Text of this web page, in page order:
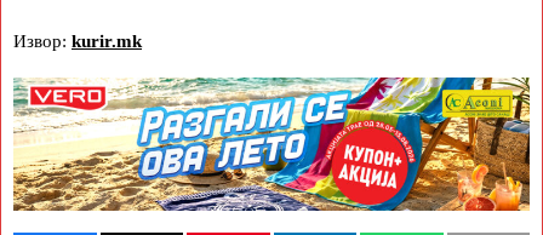
Извор: kurir.mk